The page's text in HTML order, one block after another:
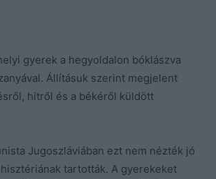
gyerek a hegyoldalon bóklászva
Állításuk szerint megjelent
hitről és a békéről küldött
Jugoszláviában ezt nem nézték jó
tartották. A gyerekeket